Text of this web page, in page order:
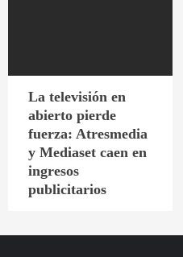
La televisión en
abierto pierde
fuerza: Atresmedia
y Mediaset caen en
ingresos
publicitarios